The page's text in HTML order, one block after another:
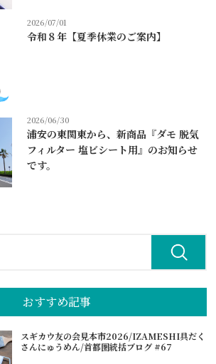
2026/07/01
令和８年【夏季休業のご案内】
2026/06/30
浦安の東関東から、新商品『ダモ 脱気
フィルター 塩ビシート用』のお知らせ
です。
おすすめ記事
スギカウ友の会見本市2026/IZAMESHI具だく
さんにゅうめん/首都圏統括ブログ #67